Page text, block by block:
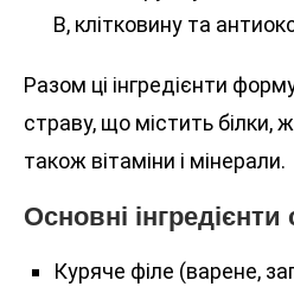
В, клітковину та
Разом ці інгредієнти
страву, що містить білки,
також вітаміни і мінерали.
Основні інгредієнти
Куряче філе (варене,